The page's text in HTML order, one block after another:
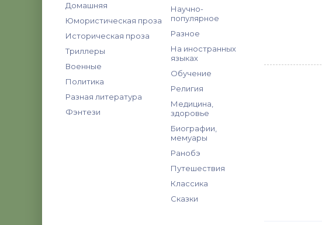
Домашняя
Юмористическая проза
Историческая проза
Триллеры
Военные
Политика
Разная литература
Фэнтези
Научно-
популярное
Разное
На иностранных
языках
Обучение
Религия
Медицина,
здоровье
Биографии,
мемуары
Ранобэ
Путешествия
Классика
Сказки